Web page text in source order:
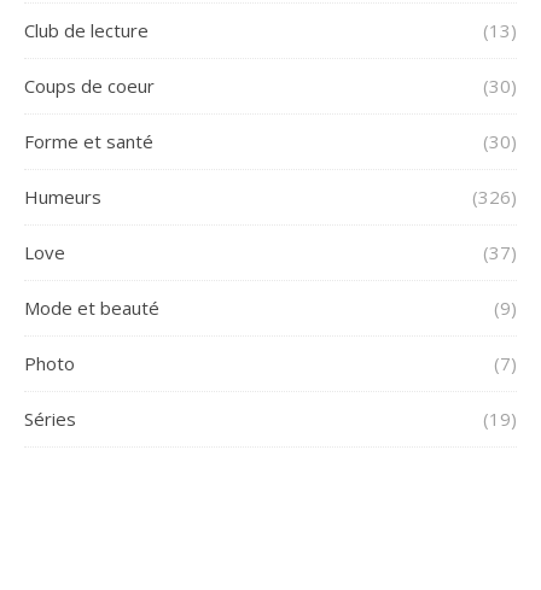
Club de lecture (13)
Coups de coeur (30)
Forme et santé (30)
Humeurs (326)
Love (37)
Mode et beauté (9)
Photo (7)
Séries (19)